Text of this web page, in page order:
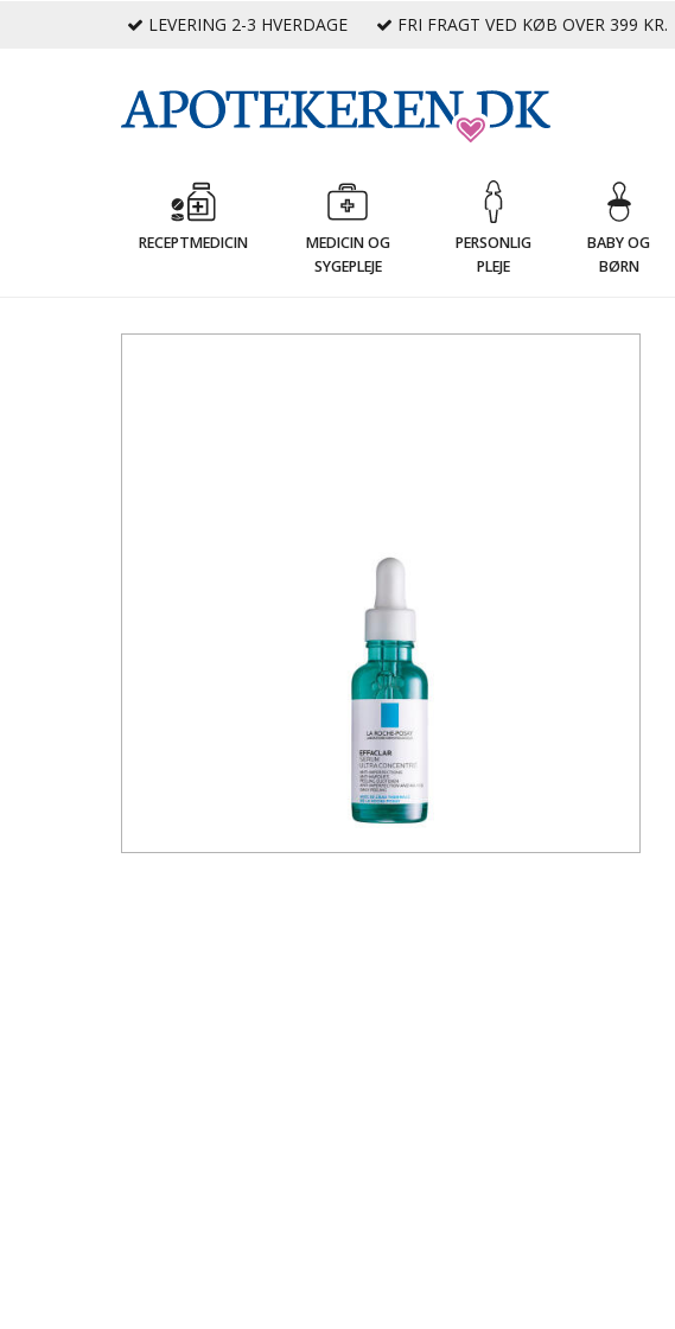
LEVERING 2-3 HVERDAGE FRI FRAGT VED KØB OVER 399 KR.
RECEPTMEDICIN
MEDICIN OG
SYGEPLEJE
PERSONLIG
PLEJE
BABY OG
BØRN